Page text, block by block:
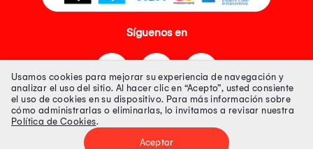
Síguenos en
Tienda 100% Segura
Usamos cookies para mejorar su experiencia de navegación y
analizar el uso del sitio. Al hacer clic en “Acepto”, usted consiente
el uso de cookies en su dispositivo. Para más información sobre
cómo administrarlas o eliminarlas, lo invitamos a revisar nuestra
Política de Cookies.
Aceptar